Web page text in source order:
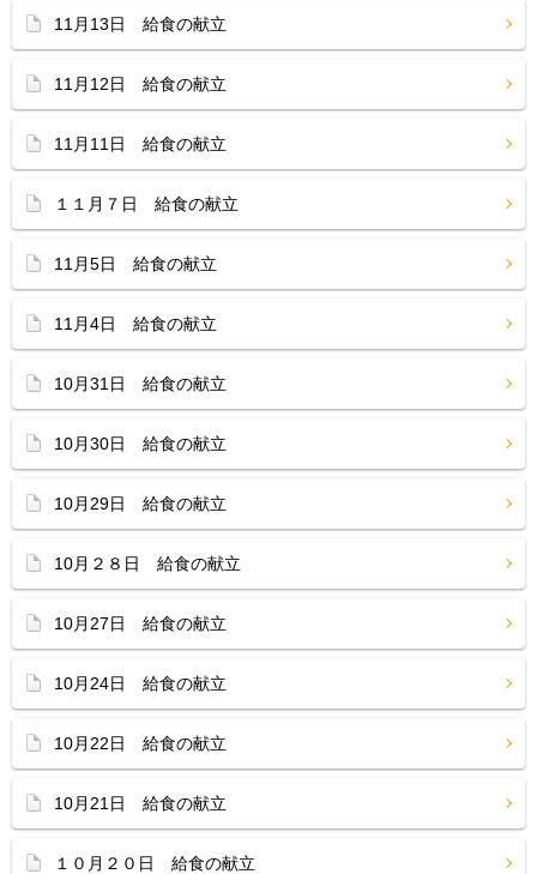
11月13日 給食の献立
11月12日 給食の献立
11月11日 給食の献立
１１月７日 給食の献立
11月5日 給食の献立
11月4日 給食の献立
10月31日 給食の献立
10月30日 給食の献立
10月29日 給食の献立
10月２８日 給食の献立
10月27日 給食の献立
10月24日 給食の献立
10月22日 給食の献立
10月21日 給食の献立
１０月２０日 給食の献立